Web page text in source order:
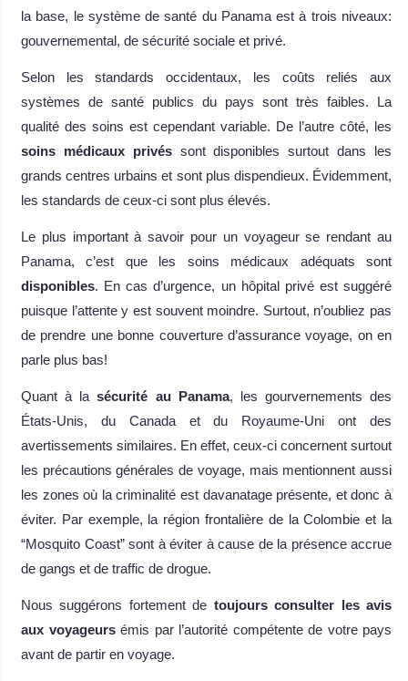
la base, le système de santé du Panama est à trois niveaux:
gouvernemental, de sécurité sociale et privé.
Selon les standards occidentaux, les coûts reliés aux
systèmes de santé publics du pays sont très faibles. La
qualité des soins est cependant variable. De l’autre côté, les
soins médicaux privéssont disponibles surtout dans les
grands centres urbains et sont plus dispendieux. Évidemment,
les standards de ceux-ci sont plus élevés.
Le plus important à savoir pour un voyageur se rendant au
Panama, c’est que les soins médicaux adéquats sont
disponibles. En cas d’urgence, un hôpital privé est suggéré
puisque l’attente y est souvent moindre. Surtout, n’oubliez pas
de prendre une bonne couverture d’assurance voyage, on en
parle plus bas!
Quant à lasécurité au Panama, les gourvernements des
États-Unis, du Canada et du Royaume-Uni ont des
avertissements similaires. En effet, ceux-ci concernent surtout
les précautions générales de voyage, mais mentionnent aussi
les zones où la criminalité est davanatage présente, et donc à
éviter. Par exemple, la région frontalière de la Colombie et la
“Mosquito Coast” sont à éviter à cause de la présence accrue
de gangs et de traffic de drogue.
Nous suggérons fortement de toujours consulter les avis
aux voyageursémis par l’autorité compétente de votre pays
avant de partir en voyage.